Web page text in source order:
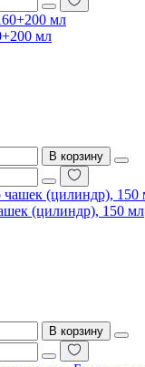
мл
В корзину
(цилиндр), 150 мл
В корзину